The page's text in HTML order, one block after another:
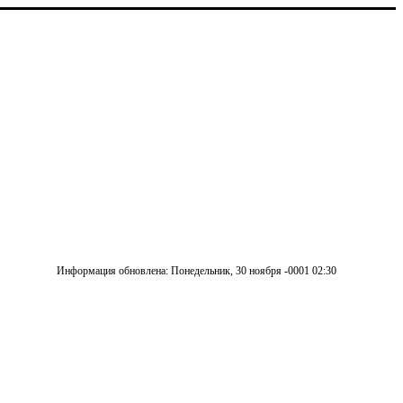
Информация обновлена: Понедельник, 30 ноября -0001 02:30